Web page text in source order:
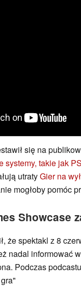
się na
systemy, takie jak
utratyGier na
mogłoby pomóc
Showcase
że spektakl z 8
nadal informować
Podczas